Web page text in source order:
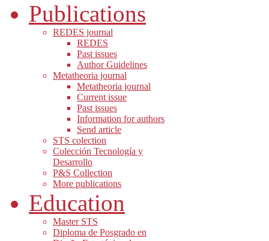
Publications
REDES journal
REDES
Past issues
Author Guidelines
Metatheoria journal
Metatheoria journal
Current issue
Past issues
Information for authors
Send article
STS colection
Colección Tecnología y
Desarrollo
P&S Collection
More publications
Education
Master STS
Diploma de Posgrado en